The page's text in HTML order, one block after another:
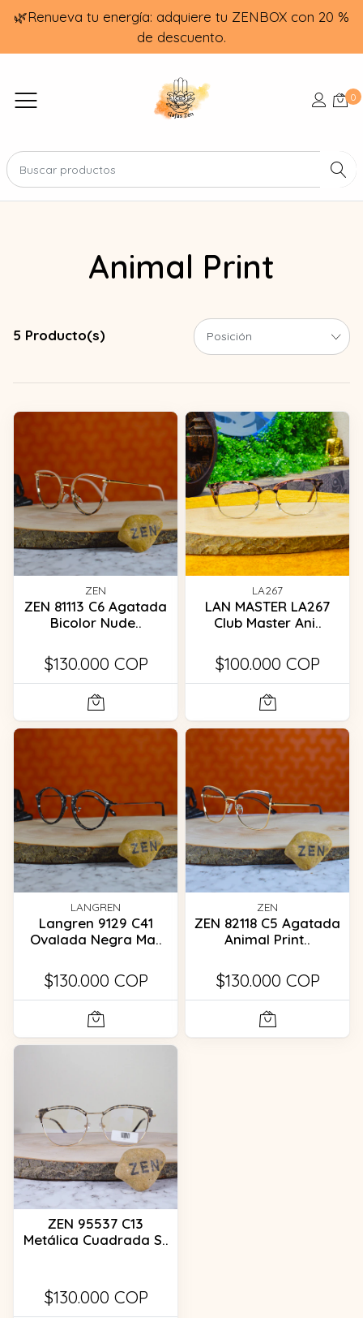
🌿Renueva tu energía: adquiere tu ZENBOX con 20 %
de descuento.
0
Animal Print
5 Producto(s)
ZEN
ZEN 81113 C6 Agatada
Bicolor Nude..
$130.000 COP
LA267
LAN MASTER LA267
Club Master Ani..
$100.000 COP
LANGREN
Langren 9129 C41
Ovalada Negra Ma..
$130.000 COP
ZEN
ZEN 82118 C5 Agatada
Animal Print..
$130.000 COP
ZEN 95537 C13
Metálica Cuadrada S..
$130.000 COP